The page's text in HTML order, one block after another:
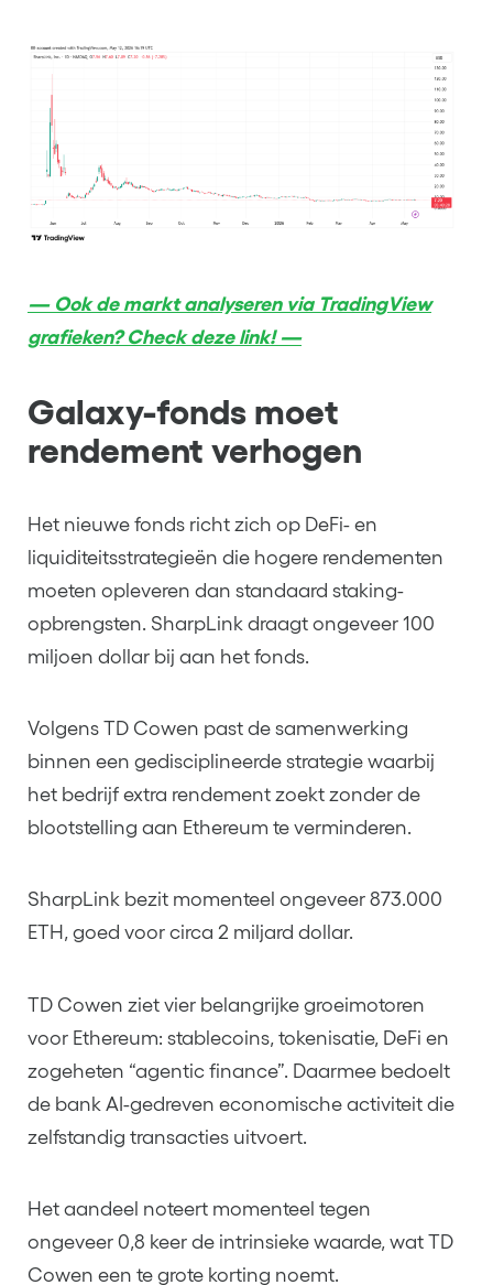
— Ook de markt analyseren via TradingView
grafieken? Check deze link! —
Galaxy-fonds moet
rendement verhogen
Het nieuwe fonds richt zich op DeFi- en
liquiditeitsstrategieën die hogere rendementen
moeten opleveren dan standaard staking-
opbrengsten. SharpLink draagt ongeveer 100
miljoen dollar bij aan het fonds.
Volgens TD Cowen past de samenwerking
binnen een gedisciplineerde strategie waarbij
het bedrijf extra rendement zoekt zonder de
blootstelling aan Ethereum te verminderen.
SharpLink bezit momenteel ongeveer 873.000
ETH, goed voor circa 2 miljard dollar.
TD Cowen ziet vier belangrijke groeimotoren
voor Ethereum: stablecoins, tokenisatie, DeFi en
zogeheten “agentic finance”. Daarmee bedoelt
de bank AI-gedreven economische activiteit die
zelfstandig transacties uitvoert.
Het aandeel noteert momenteel tegen
ongeveer 0,8 keer de intrinsieke waarde, wat TD
Cowen een te grote korting noemt.